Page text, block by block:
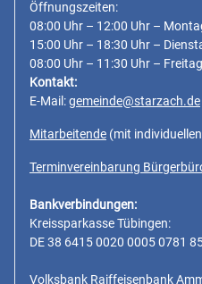
Öffnungszeiten:
08:00 Uhr – 12:00 Uhr –
15:00 Uhr – 18:30 Uhr –
08:00 Uhr – 11:30 Uhr – Freitag
Kontakt:
E-Mail:gemeinde@starzach.de
Mitarbeitende (mit
Terminvereinbarung
Bankverbindungen:
Kreissparkasse Tübingen:
DE 38 6415 0020 0005 0781
Volksbank Raiffeisenbank